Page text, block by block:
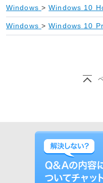
Windows > Windows 10
Windows > Windows 10